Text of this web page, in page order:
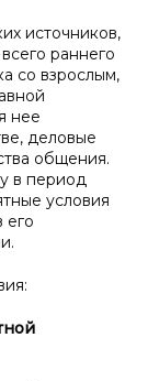
источников,
раннего
со взрослым,
нее
деловые
общения.
в период
условия
его